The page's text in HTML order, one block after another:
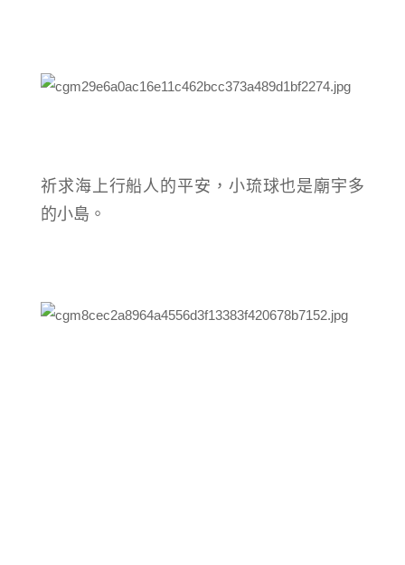
祈求海上行船人的平安，小琉球也是廟宇多
的小島。